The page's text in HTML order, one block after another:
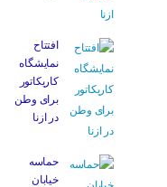
افتتاح
نمایشگاه
کاریکاتور
برای وطن
در ازنا
حماسه
خیابان